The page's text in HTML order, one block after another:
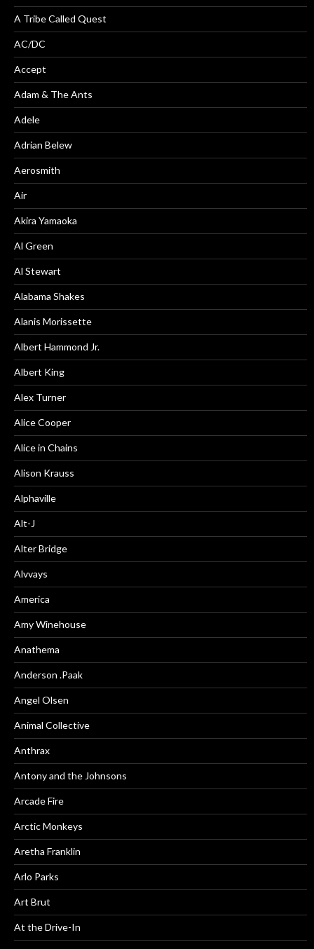
A Tribe Called Quest
AC/DC
Accept
Adam & The Ants
Adele
Adrian Belew
Aerosmith
Air
Akira Yamaoka
Al Green
Al Stewart
Alabama Shakes
Alanis Morissette
Albert Hammond Jr.
Albert King
Alex Turner
Alice Cooper
Alice in Chains
Alison Krauss
Alphaville
Alt-J
Alter Bridge
Alvvays
America
Amy Winehouse
Anathema
Anderson .Paak
Angel Olsen
Animal Collective
Anthrax
Antony and the Johnsons
Arcade Fire
Arctic Monkeys
Aretha Franklin
Arlo Parks
Art Brut
At the Drive-In